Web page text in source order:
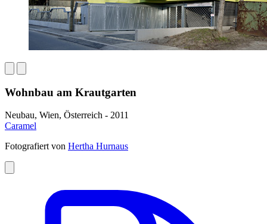
Wohnbau am Krautgarten
Neubau, Wien, Österreich - 2011
Caramel
Fotografiert von Hertha Hurnaus